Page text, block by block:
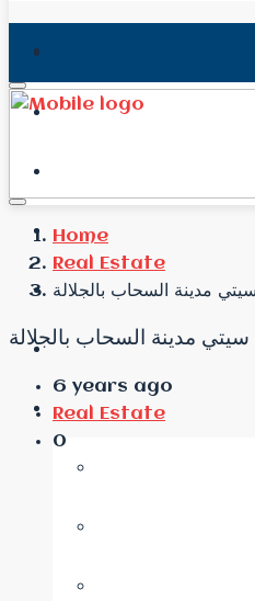
Home
Real Estate
مدينة السحاب بالجلالة
مدينة السحاب بالجلالة
6 years ago
Real Estate
0